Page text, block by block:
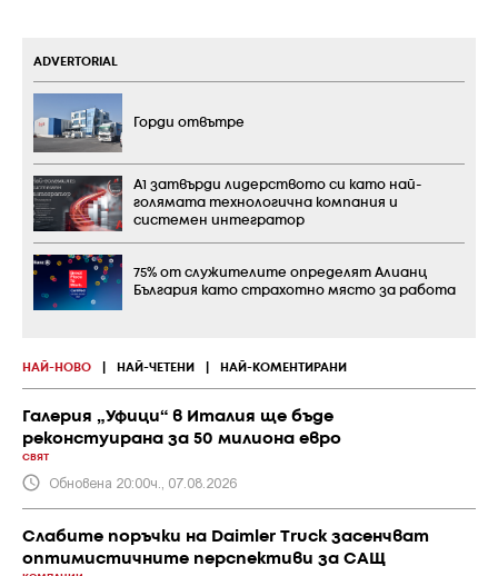
НАЙ-НОВО НАЙ-ЧЕТЕНИ НАЙ-КОМЕНТИРАНИ
Галерия „Уфици“ в Италия ще бъде
реконстуирана за 50 милиона евро
СВЯТ
Обновена 20:00ч., 07.08.2026
Слабите поръчки на Daimler Truck засенчват
оптимистичните перспективи за САЩ
ADVERTORIAL
Горди отвътре
А1 затвърди лидерството си като най-
голямата технологична компания и
системен интегратор
75% от служителите определят Алианц
България като страхотно място за работа